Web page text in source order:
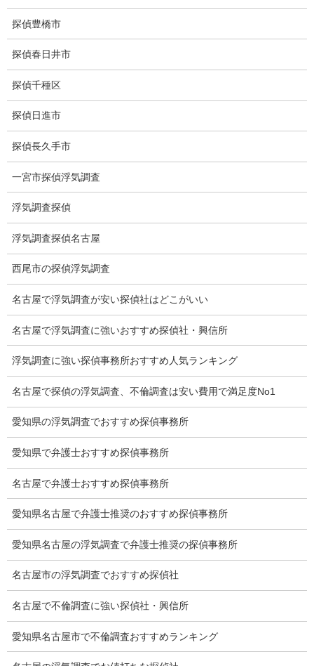
待ち伏せ
集団ストーカー
痴漢防止対策調査
下着窃盗犯防止対策調査
猫犬の捜索
所在調査
身元調査
人探し
浮気調査特別プラン
ストーカー関連調査料金
所在調査 家出調査料金
猫の捜索調査料金
報告書サンプル
調査事例
お礼の言葉
Q&A
探偵豊橋市
探偵春日井市
探偵千種区
探偵日進市
探偵長久手市
一宮市探偵浮気調査
浮気調査探偵
浮気調査探偵名古屋
西尾市の探偵浮気調査
名古屋で浮気調査が安い探偵社はどこがいい
名古屋で浮気調査に強いおすすめ探偵社・興信所
浮気調査に強い探偵事務所おすすめ人気ランキング
名古屋で探偵の浮気調査、不倫調査は安い費用で満足度No1
愛知県の浮気調査でおすすめ探偵事務所
愛知県で弁護士おすすめ探偵事務所
名古屋で弁護士おすすめ探偵事務所
愛知県名古屋で弁護士推奨のおすすめ探偵事務所
愛知県名古屋の浮気調査で弁護士推奨の探偵事務所
名古屋市の浮気調査でおすすめ探偵社
名古屋で不倫調査に強い探偵社・興信所
愛知県名古屋市で不倫調査おすすめランキング